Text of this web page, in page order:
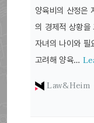
양육비의 산정은
의 경제적 상황을
자녀의 나이와 필
고려해 양육…
Law&Heim